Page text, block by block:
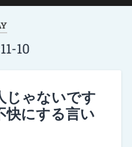
10
じゃないです
快にする言い